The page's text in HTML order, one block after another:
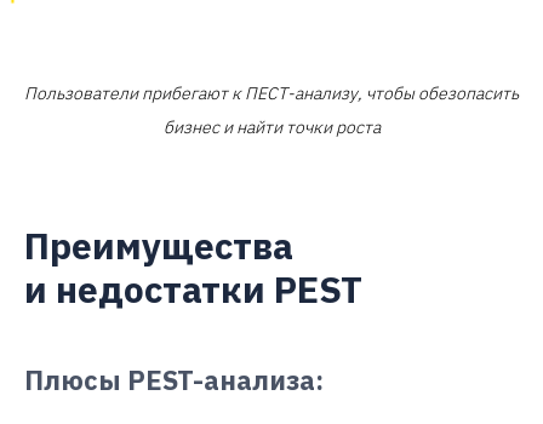
Пользователи прибегают к ПЕСТ-анализу, чтобы обезопасить
бизнес и найти точки роста
Преимущества
и недостатки PEST
Плюсы PEST-анализа: